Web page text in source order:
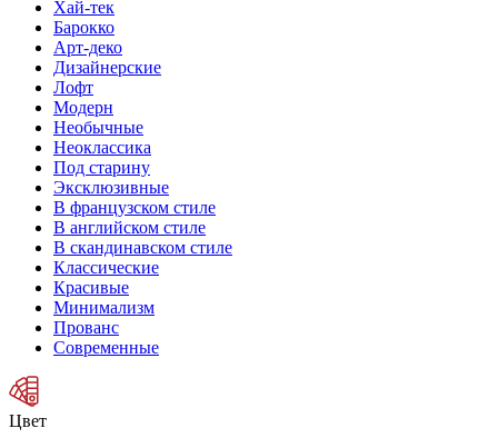
Хай-тек
Барокко
Арт-деко
Дизайнерские
Лофт
Модерн
Необычные
Неоклассика
Под старину
Эксклюзивные
В французском стиле
В английском стиле
В скандинавском стиле
Классические
Красивые
Минимализм
Прованс
Современные
Цвет